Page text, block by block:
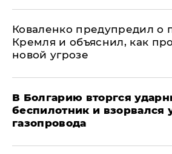
Коваленко предупредил о
Кремля и объяснил, как
новой угрозе
В Болгарию вторгся
беспилотник и взорвался
газопровода